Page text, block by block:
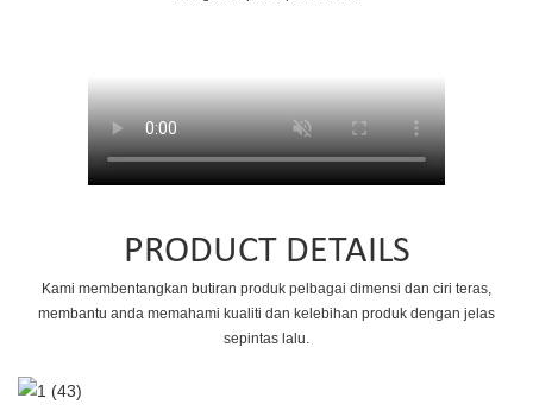
PRODUCT DETAILS
Kami membentangkan butiran produk pelbagai dimensi dan ciri teras,
membantu anda memahami kualiti dan kelebihan produk dengan jelas
sepintas lalu.